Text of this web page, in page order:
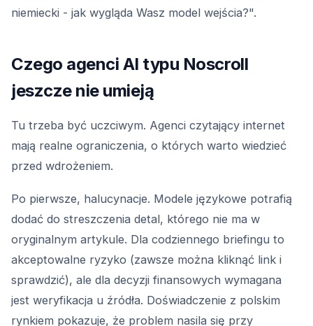
niemiecki - jak wygląda Wasz model wejścia?".
Czego agenci AI typu Noscroll
jeszcze nie umieją
Tu trzeba być uczciwym. Agenci czytający internet
mają realne ograniczenia, o których warto wiedzieć
przed wdrożeniem.
Po pierwsze, halucynacje. Modele językowe potrafią
dodać do streszczenia detal, którego nie ma w
oryginalnym artykule. Dla codziennego briefingu to
akceptowalne ryzyko (zawsze można kliknąć link i
sprawdzić), ale dla decyzji finansowych wymagana
jest weryfikacja u źródła. Doświadczenie z polskim
rynkiem pokazuje, że problem nasila się przy